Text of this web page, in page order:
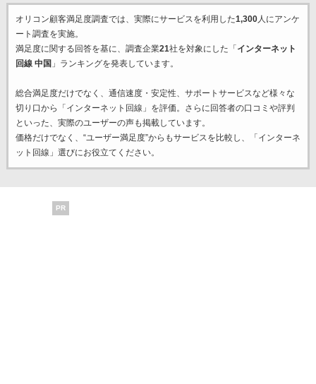
オリコン顧客満足度調査では、実際にサービスを利用した1,300人にアンケ
ート調査を実施。
満足度に関する回答を基に、調査企業21社を対象にした「 インターネット
回線 中国 」ランキングを発表しています。
総合満足度だけでなく、通信速度・安定性、サポートサービスなど様々な
切り口から「インターネット回線」を評価。さらに回答者の口コミや評判
といった、実際のユーザーの声も掲載しています。
価格だけでなく、“ユーザー満足度”からもサービスを比較し、「インターネ
ット回線」選びにお役立てください。
PR